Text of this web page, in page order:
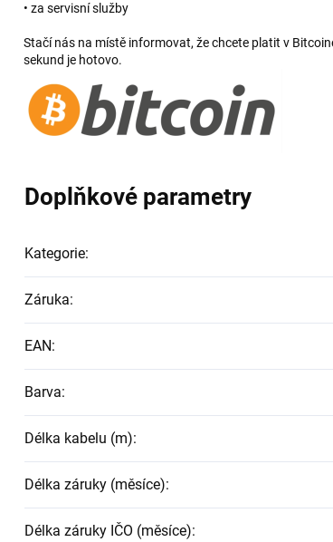
• za servisní služby
Stačí nás na místě informovat, že chcete platit v
sekund je hotovo.
Doplňkové parametry
Kategorie:
Záruka:
EAN:
Barva:
Délka kabelu (m):
Délka záruky (měsíce):
Délka záruky IČO (měsíce):